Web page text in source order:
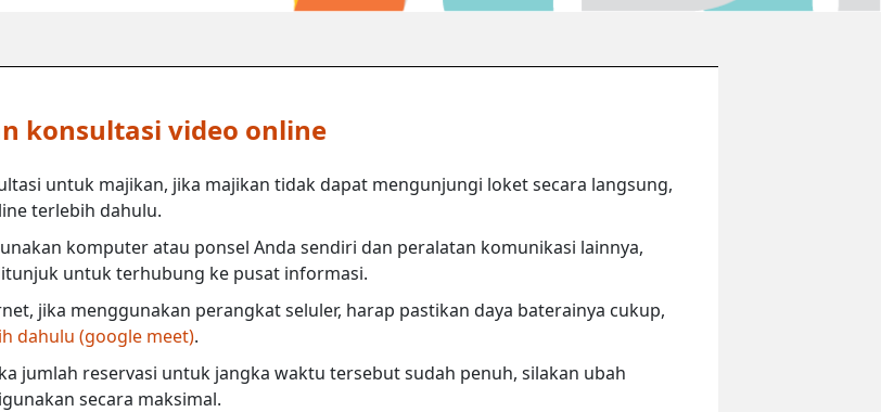
konsultasi video online
untuk majikan, jika majikan tidak dapat mengunjungi loket secara langsung,
terlebih dahulu.
komputer atau ponsel Anda sendiri dan peralatan komunikasi lainnya,
untuk terhubung ke pusat informasi.
jika menggunakan perangkat seluler, harap pastikan daya baterainya cukup,
dahulu (google meet).
jumlah reservasi untuk jangka waktu tersebut sudah penuh, silakan ubah
secara maksimal.